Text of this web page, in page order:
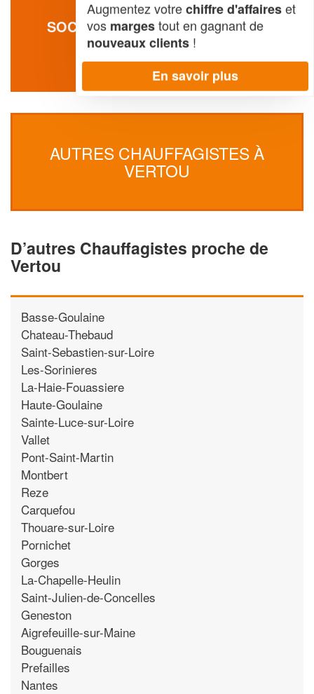
SOCIÉTÉ AMTC BATIMENT (SAS)
570 Route De Clisson
AUTRES CHAUFFAGISTES À
VERTOU
D’autres Chauffagistes proche de
Vertou
Basse-Goulaine
Chateau-Thebaud
Saint-Sebastien-sur-Loire
Les-Sorinieres
La-Haie-Fouassiere
Haute-Goulaine
Sainte-Luce-sur-Loire
Vallet
Pont-Saint-Martin
Montbert
Reze
Carquefou
Thouare-sur-Loire
Pornichet
Gorges
La-Chapelle-Heulin
Saint-Julien-de-Concelles
Geneston
Aigrefeuille-sur-Maine
Bouguenais
Prefailles
Nantes
Augmentez votrechiffre d'affaireset
vos margestout en gagnant de
nouveaux clients !
En savoir plus